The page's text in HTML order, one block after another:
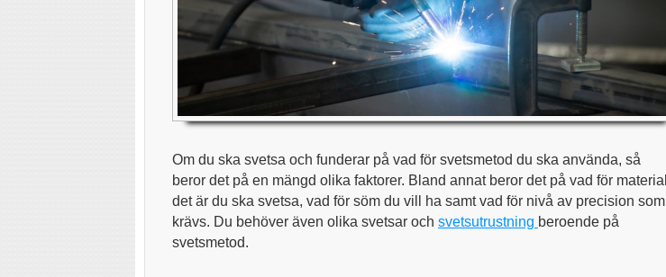
Om du ska svetsa och funderar på vad för svetsmetod du ska använda, så
beror det på en mängd olika faktorer. Bland annat beror det på vad för material
det är du ska svetsa, vad för söm du vill ha samt vad för nivå av precision som
krävs. Du behöver även olika svetsar och svetsutrustning beroende på
svetsmetod.